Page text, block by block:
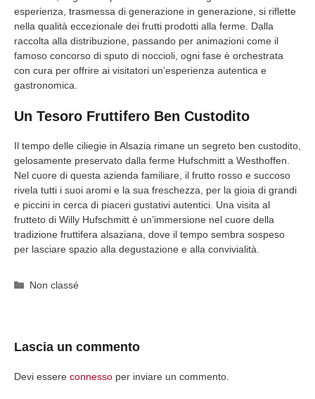
esperienza, trasmessa di generazione in generazione, si riflette
nella qualità eccezionale dei frutti prodotti alla ferme. Dalla
raccolta alla distribuzione, passando per animazioni come il
famoso concorso di sputo di noccioli, ogni fase è orchestrata
con cura per offrire ai visitatori un’esperienza autentica e
gastronomica.
Un Tesoro Fruttifero Ben Custodito
Il tempo delle ciliegie in Alsazia rimane un segreto ben custodito,
gelosamente preservato dalla ferme Hufschmitt a Westhoffen.
Nel cuore di questa azienda familiare, il frutto rosso e succoso
rivela tutti i suoi aromi e la sua freschezza, per la gioia di grandi
e piccini in cerca di piaceri gustativi autentici. Una visita al
frutteto di Willy Hufschmitt è un’immersione nel cuore della
tradizione fruttifera alsaziana, dove il tempo sembra sospeso
per lasciare spazio alla degustazione e alla convivialità.
Categorie
Non classé
Lascia un commento
Devi essere connesso per inviare un commento.